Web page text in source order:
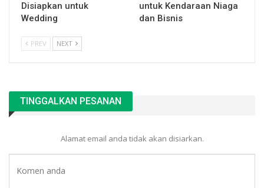
Disiapkan untuk
Wedding
untuk Kendaraan Niaga
dan Bisnis
PREV NEXT
TINGGALKAN PESANAN
Alamat email anda tidak akan disiarkan.